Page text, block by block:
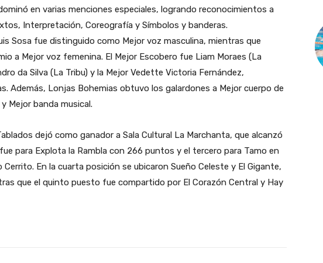
en varias menciones especiales, logrando reconocimientos a
Interpretación, Coreografía y Símbolos y banderas.
Sosa fue distinguido como Mejor voz masculina, mientras que
a Mejor voz femenina. El Mejor Escobero fue Liam Moraes (La
da Silva (La Tribu) y la Mejor Vedette Victoria Fernández,
Además, Lonjas Bohemias obtuvo los galardones a Mejor cuerpo de
Mejor banda musical.
dejó como ganador a Sala Cultural La Marchanta, que alcanzó
para Explota la Rambla con 266 puntos y el tercero para Tamo en
Cerrito. En la cuarta posición se ubicaron Sueño Celeste y El Gigante,
que el quinto puesto fue compartido por El Corazón Central y Hay